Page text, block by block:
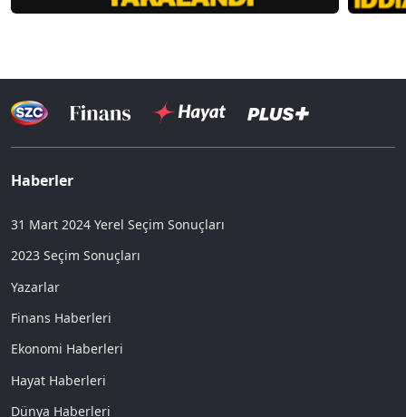
Haberler
31 Mart 2024 Yerel Seçim Sonuçları
2023 Seçim Sonuçları
Yazarlar
Finans Haberleri
Ekonomi Haberleri
Hayat Haberleri
Dünya Haberleri